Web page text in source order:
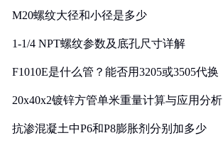
M20螺纹大径和小径是多少
1-1/4 NPT螺纹参数及底孔尺寸详解
F1010E是什么管？能否用3205或3505代换
20x40x2镀锌方管单米重量计算与应用分析
抗渗混凝土中P6和P8膨胀剂分别加多少